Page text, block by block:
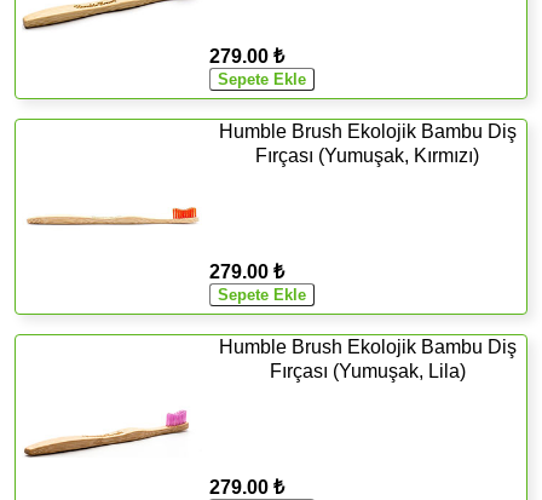
279.00 ₺
Humble Brush Ekolojik Bambu Diş
Fırçası (Yumuşak, Kırmızı)
279.00 ₺
Humble Brush Ekolojik Bambu Diş
Fırçası (Yumuşak, Lila)
279.00 ₺